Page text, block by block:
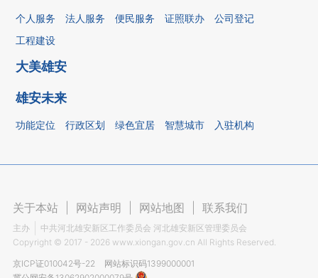
个人服务 法人服务 便民服务 证照联办
公司登记
工程建设
大美雄安
雄安未来
功能定位 行政区划 绿色宜居 智慧城市 入驻机构
关于本站 网站声明 网站地图 联系我们
主办
中共河北雄安新区工作委员会 河北雄安新区管理委员会
Copyright © 2017 - 2026 www.xiongan.gov.cn All Rights Reserved.
京ICP证010042号-22
网站标识码1399000001